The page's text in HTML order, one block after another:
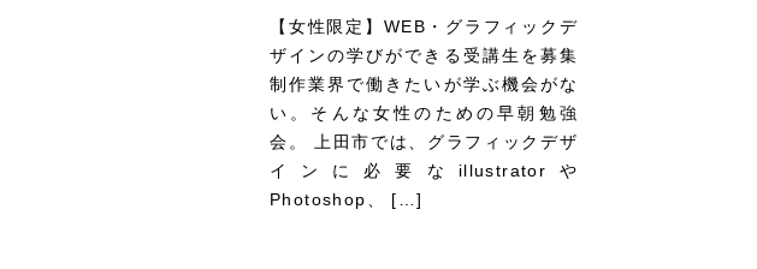
【女性限定】WEB・グラフィックデ
ザインの学びができる受講生を募集
制作業界で働きたいが学ぶ機会がな
い。そんな女性のための早朝勉強
会。 上田市では、グラフィックデザ
インに必要なillustratorや
Photoshop、 […]